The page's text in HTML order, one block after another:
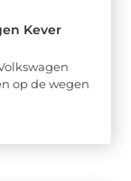
Kever
op de wegen